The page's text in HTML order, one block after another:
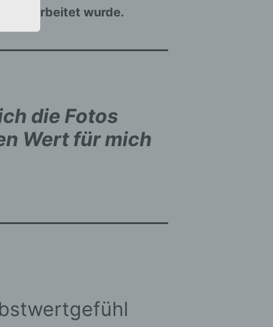
bearbeitet wurde.
die Fotos
Wert für mich